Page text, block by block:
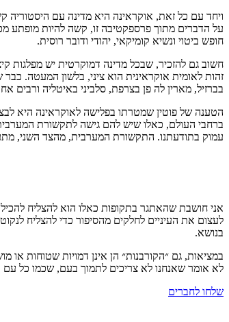
ויחד עם כל זאת, אוקראינה היא מדינה עם היסטוריה
על הדברים מתוך פרספקטיבה זו, קשה להיות מופתע
חופש ביטוי ונשיא קומיקאי, יהודי ודובר רוסית.
חשוב גם להזכיר, שבכל מדינה דמוקרטית יש מפלגות
זהות לאומית אוקראינית הוא ציני, בלשון המעטה.
בברזיל, מארין לה פן בצרפת, סלביני באיטליה
הטענה של פוטין שמטרתו בפלישה לאוקראינה היא
ברחבי העולם, כאלו שיש להם גישה לתקשורת
עמוק בתודעתנו. התקשורת המערבית, מהצד השני,
אני חושבת שהאתגר בתקופות כאלו הוא להצליח
לעצום את העיניים לחלקים מהסיפור כדי להצליח
בנושא.
במציאות, גם ״הקורבנות״ הן אינן דמויות שטוחות
לא אומר שאנחנו לא צריכים לתמוך בעם, שכמו כל עם
שלחו לחברים